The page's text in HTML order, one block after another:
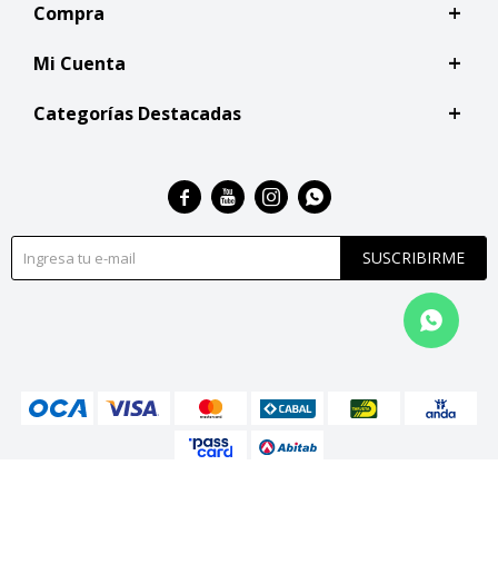
Compra
Mi Cuenta
Categorías Destacadas
SUSCRIBIRME
   